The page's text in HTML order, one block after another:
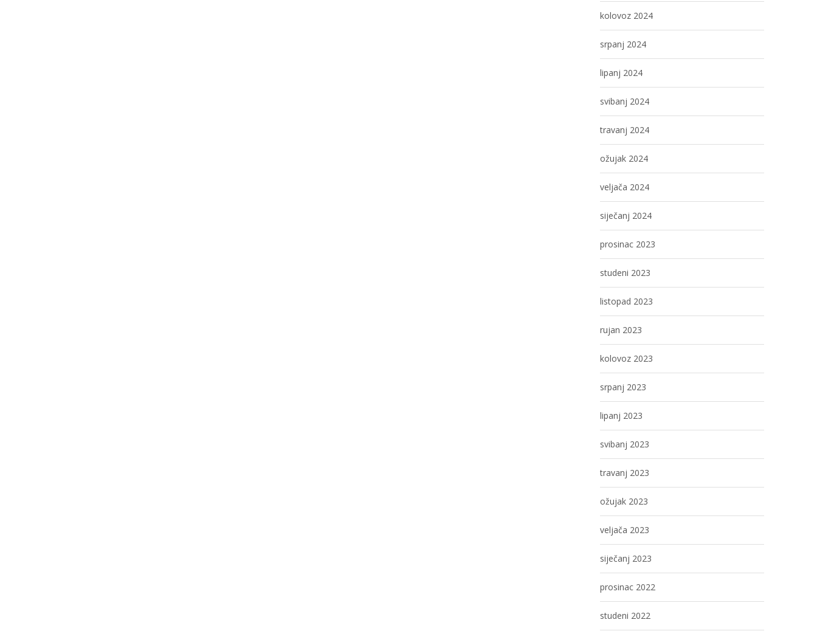
kolovoz 2024
srpanj 2024
lipanj 2024
svibanj 2024
travanj 2024
ožujak 2024
veljača 2024
siječanj 2024
prosinac 2023
studeni 2023
listopad 2023
rujan 2023
kolovoz 2023
srpanj 2023
lipanj 2023
svibanj 2023
travanj 2023
ožujak 2023
veljača 2023
siječanj 2023
prosinac 2022
studeni 2022